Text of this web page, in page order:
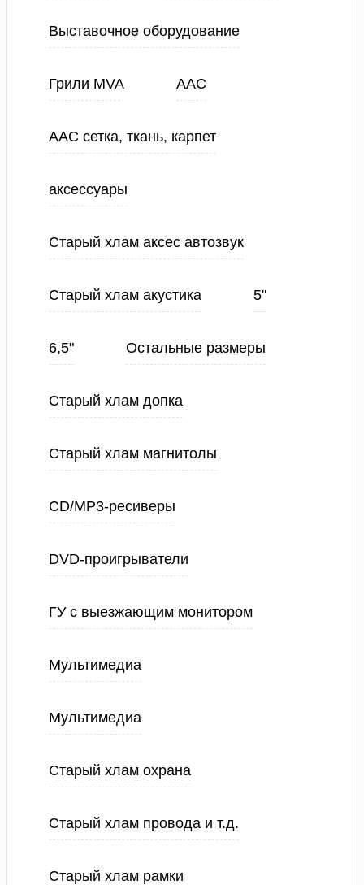
Выставочное оборудование
Грили MVA ААС
ААС сетка, ткань, карпет
аксессуары
Старый хлам аксес автозвук
Старый хлам акустика 5"
6,5" Остальные размеры
Старый хлам допка
Старый хлам магнитолы
CD/MP3-ресиверы
DVD-проигрыватели
ГУ с выезжающим монитором
Мультимедиа
Мультимедиа
Старый хлам охрана
Старый хлам провода и т.д.
Старый хлам рамки